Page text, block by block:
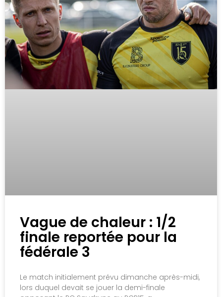
Vague de chaleur : 1/2
finale reportée pour la
fédérale 3
Le match initialement prévu dimanche après-midi,
lors duquel devait se jouer la demi-finale